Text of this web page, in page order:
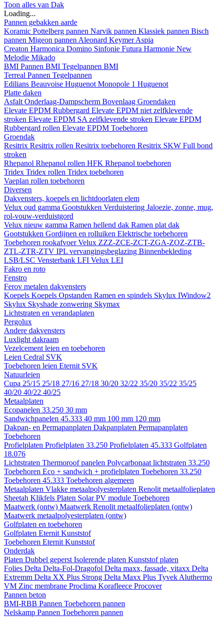
Toon alles van Dak
Loading...
Pannen gebakken aarde
Koramic Pottelberg pannen Narvik pannen Klassiek pannen Bisch
pannen Migeon pannen Aleonard KeymerAspia
Creaton Harmonica Domino Sinfonie Futura Harmonie New
Melodie Mikado
BMI Pannen BMI Tegelpannen BMI
Terreal Pannen Tegelpannen
Edilians Beauvoise Huguenot Monopole 1 Huguenot
Platte daken
Asfalt Onderlaag-Dampscherm Bovenlaag Groendaken
Elevate EPDM Rubbergard Elevate EPDM niet zelfklevende
stroken Elevate EPDM SA zelfklevende stroken Elevate EPDM
Rubbergard rollen Elevate EPDM Toebehoren
Groendak
Resitrix Resitrix rollen Resitrix toebehoren Resitrix SKW Full bond
stroken
Rhepanol Rhepanol rollen HFK Rhepanol toebehoren
Tridex Tridex rollen Tridex toebehoren
Vaeplan rollen toebehoren
Diversen
Dakvensters, koepels en lichtdoorlaten elem
Velux oud gamma Gootstukken Verduistering Jaloezie, zonne, mug,
rol-vouw-verduistgord
Velux nieuw gamma Ramen hellend dak Ramen plat dak
Gootstukken Gordijnen en rolluiken Elektrische toebehoren
Toebehoren rookafvoerVelux ZZZ-ZCE-ZCT-ZGA-ZOZ-ZTB-
ZTL-ZTR-ZTV IPL vervangingsbeglazing Binnenbekleding
LSB/LSC Vensterbank LFI Velux LEI
Fakro en roto
Fenstro
Ferov metalen dakvensters
Koepels Koepels Opstanden Ramen en spindels Skylux IWindow2
Skylux Skyshade zonwering Skymax
Lichtstraten en verandaplaten
Pergolux
Andere dakvensters
Luxlight dakraam
Vezelcement leien en toebehoren
Leien Cedral SVK
Toebehoren leien Eternit SVK
Natuurleien
Cupa 25/15 25/18 27/16 27/18 30/20 32/22 35/20 35/22 35/25
40/20 40/22 40/25
Metaalplaten
Ecopanelen 33.250 30 mm
Sandwichpanelen 45.333 40 mm 100 mm 120 mm
Dakpan- en Permapanplaten Dakpanplaten Permapanplaten
Toebehoren
Profielplaten Profielplaten 33.250 Profielplaten 45.333 Golfplaten
18.076
Lichtstraten Thermoroof panelen Polycarbonaat lichtstraten 33.250
Toebehoren Eco + sandwich + profielplaten Toebehoren 33.250
Toebehoren 45.333 Toebehoren algemeen
Metaalplaten Vlakke metaalpolyesterplaten Renolit metaalfolieplaten
Sheetah Klikfels Platen Solar PV module Toebehoren
Maatwerk (ontw) Maatwerk Renolit metaalfolieplaten (ontw)
Maatwerk metaalpolyesterplaten (ontw)
Golfplaten en toebehoren
Golfplaten Eternit Kunststof
Toebehoren Eternit Kunststof
Onderdak
Platen Dubbel geperst Isolerende platen Kunststof platen
Folies Delta Delta-Fol-Dragofol Delta maxx, fassade, vitaxx Delta
Extremm Delta XX Plus Strong Delta Maxx Plus Tyvek Aluthermo
VM Zinc membrane Proclima Korafleece Procover
Pannen beton
BMI-RBB Pannen Toebehoren pannen
Nelskamp Pannen Toebehoren pannen